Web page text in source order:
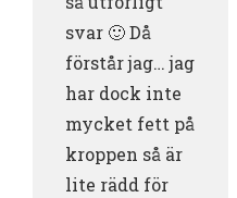
svar 🙂 Då
förstår jag… jag
har dock inte
mycket fett på
kroppen så är
lite rädd för